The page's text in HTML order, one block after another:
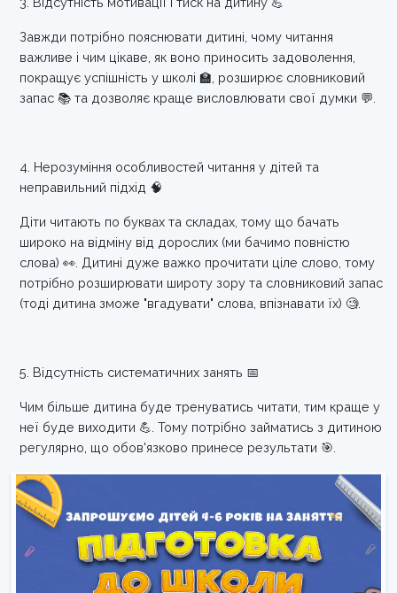
Завжди потрібно пояснювати дитині, чому читання
важливе і чим цікаве, як воно приносить задоволення,
покращує успішність у школі 🏫, розширює словниковий
запас 📚 та дозволяє краще висловлювати свої думки 💬.
4. Нерозуміння особливостей читання у дітей та
неправильний підхід 🧠
Діти читають по буквах та складах, тому що бачать
широко на відміну від дорослих (ми бачимо повністю
слова) 👀. Дитині дуже важко прочитати ціле слово, тому
потрібно розширювати широту зору та словниковий запас
(тоді дитина зможе "вгадувати" слова, впізнавати їх) 🧐.
5. Відсутність систематичних занять 📅
Чим більше дитина буде тренуватись читати, тим краще у
неї буде виходити 💪. Тому потрібно займатись з дитиною
регулярно, що обов'язково принесе результати 🎯.